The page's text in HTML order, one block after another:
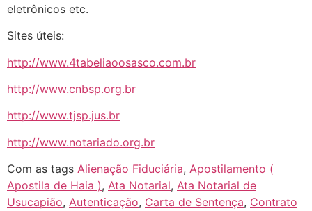
eletrônicos etc.
Sites úteis:
http://www.4tabeliaoosasco.com.br
http://www.cnbsp.org.br
http://www.tjsp.jus.br
http://www.notariado.org.br
Com as tags Alienação Fiduciária, Apostilamento (
Apostila de Haia ), Ata Notarial, Ata Notarial de
Usucapião, Autenticação, Carta de Sentença, Contrato